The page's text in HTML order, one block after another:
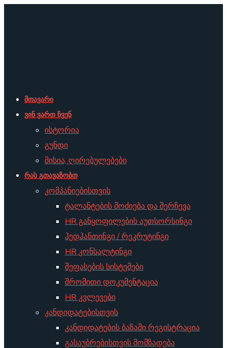
მთავარი
ვინ ვართ ჩვენ
ისტორია
გუნდი
მისია, ღირებულებები
რას გთავაზობთ
კომპანიებისთვის
ტალანტების მოძიება და შერჩევა
HR განყოფილების აუთსორსინგი
ჰედჰანთინგი / რეკრუტინგი
HR კონსალტინგი
შეფასების სისტემები
შრომითი დოკუმენტაცია
HR კვლევები
კანდიდატებისთვის
კანდიდატების ბაზაში რეგისტრაცია
გასაუბრებისთვის მომზადება